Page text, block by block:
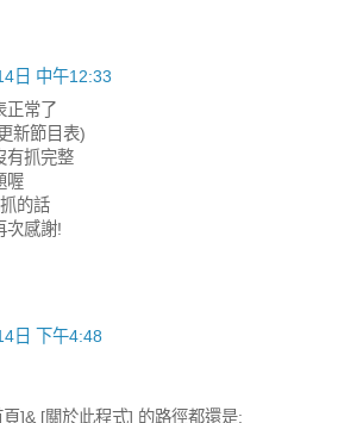
日 中午12:33
正常了
新節目表)
有抓完整
喔
的話
次感謝!
日 下午4:48
]& [關於此程式] 的路徑都還是: